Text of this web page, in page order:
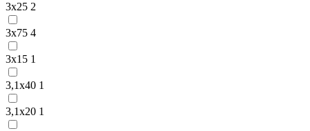
3х25 2
3х75 4
3х15 1
3,1х40 1
3,1х20 1